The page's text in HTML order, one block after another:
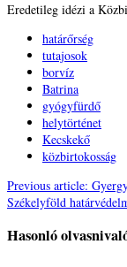
Eredetileg idézi a
határőrség
tutajosok
borvíz
Batrina
gyógyfürdő
helytörténet
Kecskekő
közbirtokosság
Previous article:
Székelyföld
Hasonló